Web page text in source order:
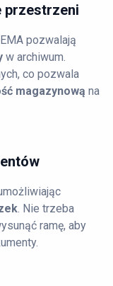
przestrzeni
pozwalają
w archiwum.
co pozwala
magazynową na
. Nie trzeba
ramę, aby